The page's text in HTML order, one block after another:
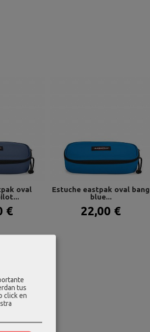
oval
€
Estuche eastpak oval bang
blue...
22,00 €
tus
click en